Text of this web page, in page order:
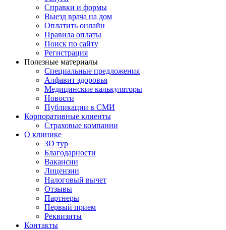
Справки и формы
Выезд врача на дом
Оплатить онлайн
Правила оплаты
Поиск по сайту
Регистрация
Полезные материалы
Специальные предложения
Алфавит здоровья
Медицинские калькуляторы
Новости
Публикации в СМИ
Корпоративные клиенты
Страховые компании
О клинике
3D тур
Благодарности
Вакансии
Лицензии
Налоговый вычет
Отзывы
Партнеры
Первый прием
Реквизиты
Контакты